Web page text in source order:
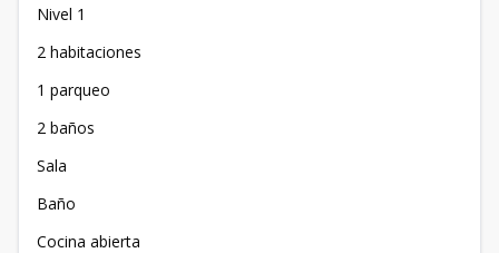
Nivel 1
2 habitaciones
1 parqueo
2 baños
Sala
Baño
Cocina abierta